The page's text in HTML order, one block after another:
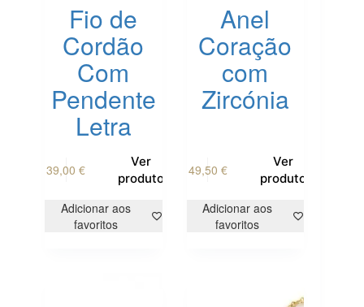
Fio de
Cordão
Com
Pendente
Letra
39,00€
Ver
produto
product
multiple
variants.
Adicionar aos
favoritos
Anel
Coração
com
Zircónia
49,50 €
Ver
produto
product
multiple
variants.
Adicionar aos
favoritos